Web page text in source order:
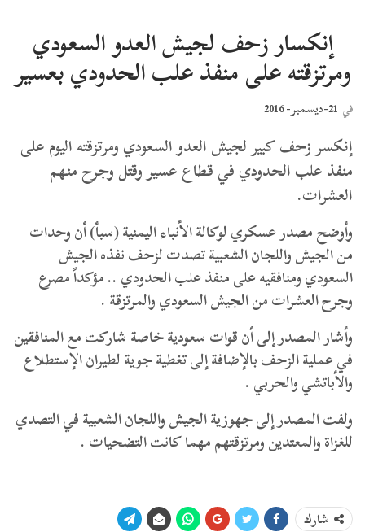
إنكسار زحف لجيش العدو السعودي
ومرتزقته على منفذ علب الحدودي بعسير
في 21-ديسمبر- 2016
إنكسر زحف كبير لجيش العدو السعودي ومرتزقته اليوم على
منفذ علب الحدودي في قطاع عسير وقتل وجرح منهم
العشرات.
وأوضح مصدر عسكري لوكالة الأنباء اليمنية (سبأ) أن وحدات
من الجيش واللجان الشعبية تصدت لزحف نفذه الجيش
السعودي ومنافقيه على منفذ علب الحدودي .. مؤكداً مصرع
وجرح العشرات من الجيش السعودي والمرتزقة .
وأشار المصدر إلى أن قوات سعودية خاصة شاركت مع المنافقين
في عملية الزحف بالإضافة إلى تغطية جوية لطيران الإستطلاع
والأباتشي والحربي .
ولفت المصدر إلى جهوزية الجيش واللجان الشعبية في التصدي
للغزاة والمعتدين ومرتزقتهم مهما كانت التضحيات .
شارك